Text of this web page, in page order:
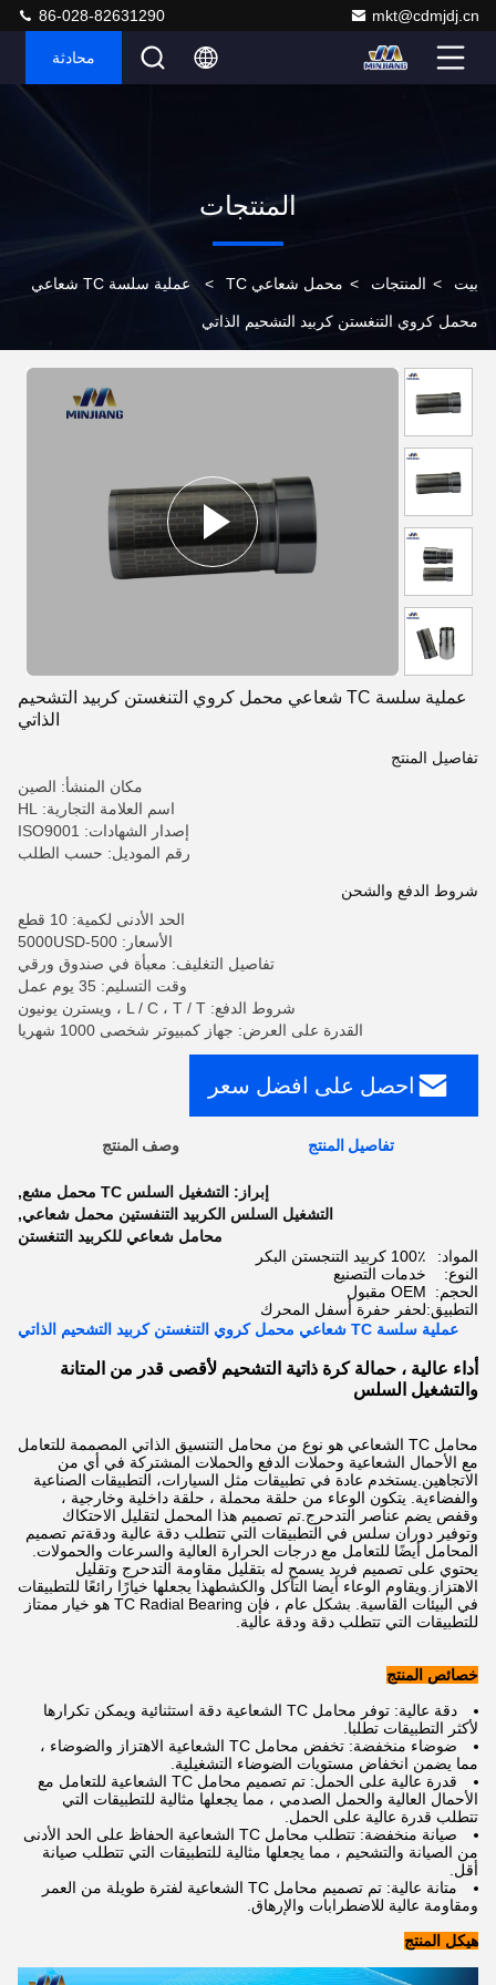
mkt@cdmjdj.cn
86-028-82631290
محادثة
المنتجات
بيت > المنتجات > محمل شعاعي TC > عملية سلسة TC شعاعي
محمل كروي التنغستن كربيد التشحيم الذاتي
عملية سلسة TC شعاعي محمل كروي التنغستن كربيد التشحيم
الذاتي
تفاصيل المنتج
مكان المنشأ: الصين
اسم العلامة التجارية: HL
إصدار الشهادات: ISO9001
رقم الموديل: حسب الطلب
شروط الدفع والشحن
الحد الأدنى لكمية: 10 قطع
الأسعار: 500-5000USD
تفاصيل التغليف: معبأة في صندوق ورقي
وقت التسليم: 35 يوم عمل
شروط الدفع: L / C ، T / T ، ويسترن يونيون
القدرة على العرض: جهاز كمبيوتر شخصى 1000 شهريا
احصل على افضل سعر
تفاصيل المنتج وصف المنتج
إبراز: التشغيل السلس TC محمل مشع
,
التشغيل السلس الكربيد التنفستين محمل شعاعي,
محامل شعاعي للكربيد التنغستن
المواد:
100٪ كربيد التنجستن البكر
النوع:
خدمات التصنيع
الحجم:
OEM مقبول
التطبيق:لحفر حفرة أسفل المحرك
عملية سلسة TC شعاعي محمل كروي التنغستن كربيد التشحيم الذاتي
أداء عالية ، حمالة كرة ذاتية التشحيم لأقصى قدر من المتانة
والتشغيل السلس
محامل TC الشعاعي هو نوع من محامل التنسيق الذاتي المصممة للتعامل
مع الأحمال الشعاعية وحملات الدفع والحملات المشتركة في أي من
الاتجاهين.يستخدم عادة في تطبيقات مثل السيارات، التطبيقات الصناعية
والفضاءية. يتكون الوعاء من حلقة محملة ، حلقة داخلية وخارجية ،
وقفص يضم عناصر التدحرج.تم تصميم هذا المحمل لتقليل الاحتكاك
وتوفير دوران سلس في التطبيقات التي تتطلب دقة عالية ودقةتم تصميم
المحامل أيضًا للتعامل مع درجات الحرارة العالية والسرعات والحمولات.
يحتوي على تصميم فريد يسمح له بتقليل مقاومة التدحرج وتقليل
الاهتزاز.ويقاوم الوعاء أيضا التآكل والكشطهذا يجعلها خيارًا رائعًا للتطبيقات
في البيئات القاسية. بشكل عام ، فإن TC Radial Bearing هو خيار ممتاز
للتطبيقات التي تتطلب دقة ودقة عالية.
خصائص المنتج
دقة عالية: توفر محامل TC الشعاعية دقة استثنائية ويمكن تكرارها
لأكثر التطبيقات تطلبا.
ضوضاء منخفضة: تخفض محامل TC الشعاعية الاهتزاز والضوضاء ،
مما يضمن انخفاض مستويات الضوضاء التشغيلية.
قدرة عالية على الحمل: تم تصميم محامل TC الشعاعية للتعامل مع
الأحمال العالية والحمل الصدمي ، مما يجعلها مثالية للتطبيقات التي
تتطلب قدرة عالية على الحمل.
صيانة منخفضة: تتطلب محامل TC الشعاعية الحفاظ على الحد الأدنى
من الصيانة والتشحيم ، مما يجعلها مثالية للتطبيقات التي تتطلب صيانة
أقل.
متانة عالية: تم تصميم محامل TC الشعاعية لفترة طويلة من العمر
ومقاومة عالية للاضطرابات والإرهاق.
هيكل المنتج